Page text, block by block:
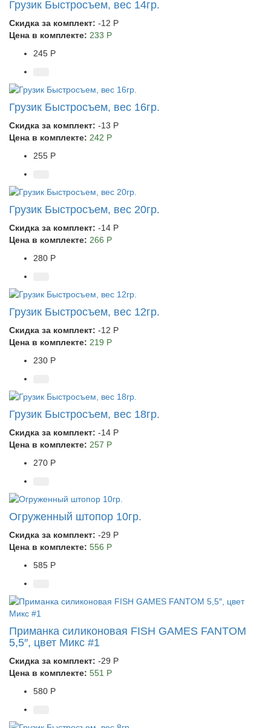
Грузик Быстросъем, вес 14гр.
Скидка за комплект: -12 Р
Цена в комплекте: 233 Р
245 Р
Грузик Быстросъем, вес 16гр.
Скидка за комплект: -13 Р
Цена в комплекте: 242 Р
255 Р
Грузик Быстросъем, вес 20гр.
Скидка за комплект: -14 Р
Цена в комплекте: 266 Р
280 Р
Грузик Быстросъем, вес 12гр.
Скидка за комплект: -12 Р
Цена в комплекте: 219 Р
230 Р
Грузик Быстросъем, вес 18гр.
Скидка за комплект: -14 Р
Цена в комплекте: 257 Р
270 Р
Огруженный штопор 10гр.
Скидка за комплект: -29 Р
Цена в комплекте: 556 Р
585 Р
Приманка силиконовая FISH GAMES FANTOM
5,5″, цвет Микс #1
Скидка за комплект: -29 Р
Цена в комплекте: 551 Р
580 Р